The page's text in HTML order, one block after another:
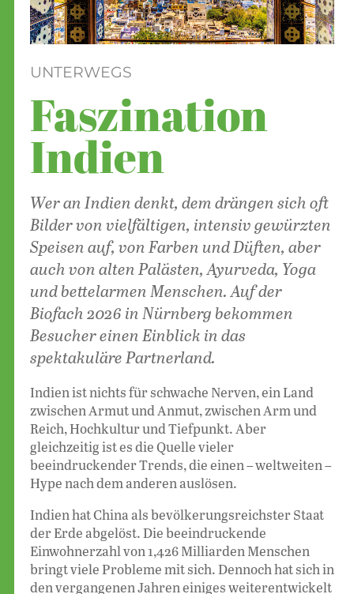
UNTERWEGS
Faszination
Indien
Wer an Indien denkt, dem drängen sich oft
Bilder von vielfältigen, intensiv gewürzten
Speisen auf, von Farben und Düften, aber
auch von alten Palästen, Ayurveda, Yoga
und bettelarmen Menschen. Auf der
Biofach 2026 in Nürnberg bekommen
Besucher einen Einblick in das
spektakuläre Partnerland.
Indien ist nichts für schwache Nerven, ein Land
zwischen Armut und Anmut, zwischen Arm und
Reich, Hochkultur und Tiefpunkt. Aber
gleichzeitig ist es die Quelle vieler
beeindruckender Trends, die einen – weltweiten –
Hype nach dem anderen auslösen.
Indien hat China als bevölkerungsreichster Staat
der Erde abgelöst. Die beeindruckende
Einwohnerzahl von 1,426 Milliarden Menschen
bringt viele Probleme mit sich. Dennoch hat sich in
den vergangenen Jahren einiges weiterentwickelt